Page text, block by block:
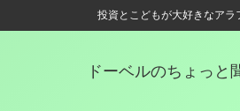
投資とこどもが大好きなアラ
ドーベルのちょっと